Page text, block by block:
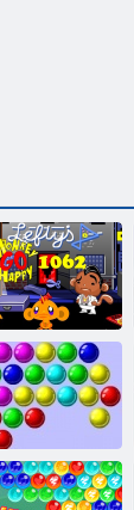
Maymun Mutlu
Etme Sahnesi
1062